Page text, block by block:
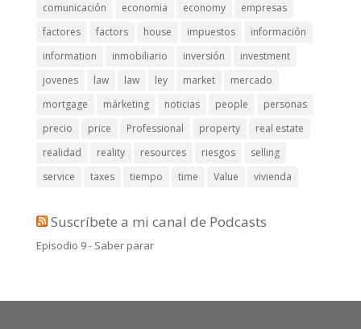
comunicación
economia economy
empresas
factores
factors house impuestos
información
information
inmobiliario inversión
investment
jovenes
law law ley market
mercado
mortgage
márketing noticias people
personas
precio
price Professional property
real estate
realidad
reality resources riesgos
selling
service
taxes tiempo time Value vivienda
Suscríbete a mi canal de Podcasts
Episodio 9 - Saber parar